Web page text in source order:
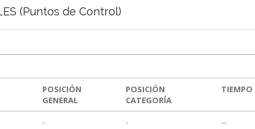
(Puntos de Control)
POSICIÓN
GENERAL
POSICIÓN
CATEGORÍA
TIEMPO
- -
--